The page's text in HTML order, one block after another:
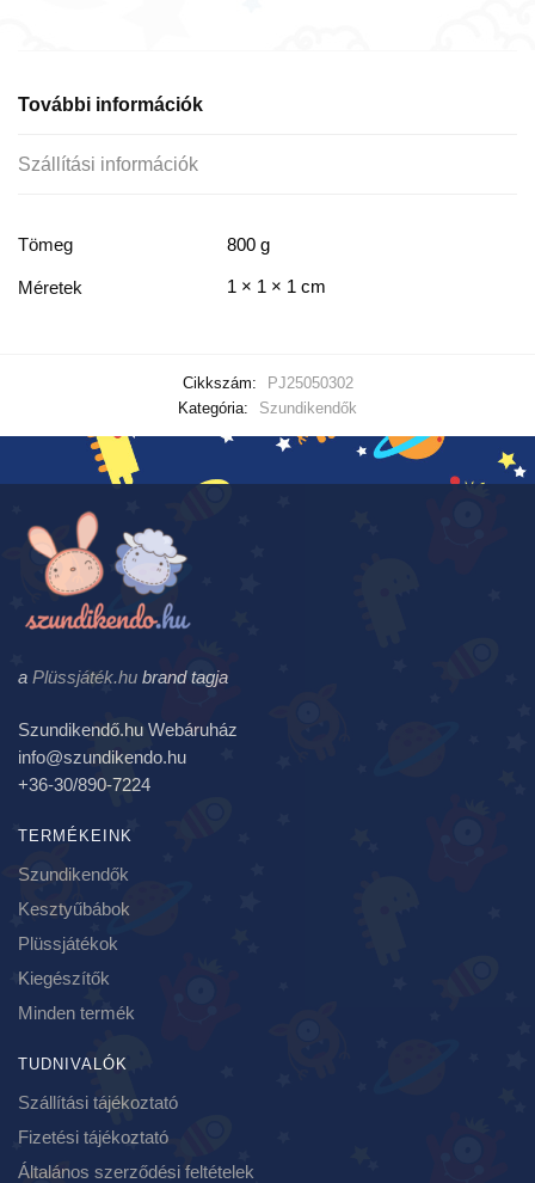
További információk
Szállítási információk
Tömeg 800 g
Méretek 1 × 1 × 1 cm
Cikkszám:
PJ25050302
Kategória:
Szundikendők
a Plüssjáték.hu brand tagja
Szundikendő.hu Webáruház
info@szundikendo.hu
+36-30/890-7224
TERMÉKEINK
Szundikendők
Kesztyűbábok
Plüssjátékok
Kiegészítők
Minden termék
TUDNIVALÓK
Szállítási tájékoztató
Fizetési tájékoztató
Általános szerződési feltételek